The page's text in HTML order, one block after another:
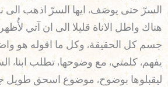
السرّ حتى يوصَف، ايها السرّ اذهب الى
هناك واطل الاناة قليلا الى ان آتي
جسم كل الحقيقة، وكل ما اقوله هو
يفهم، كلمتي، مع وضوحها، تطلب ابناء
ليقبلوها بوضوح، موضوع اسحق طويل